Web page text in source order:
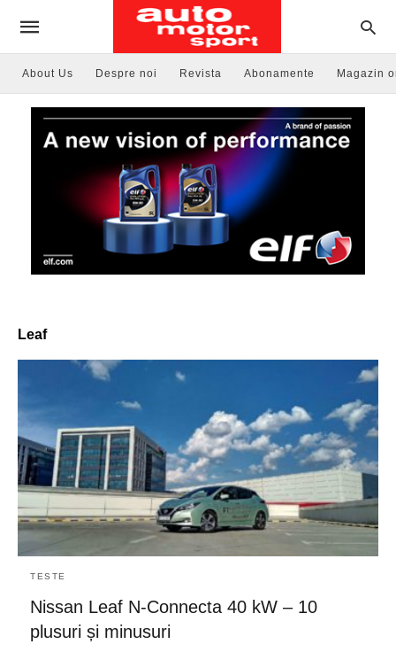
About Us Despre noi Revista Abonamente Magazin
Leaf
TESTE
Nissan Leaf N-Connecta 40 kW – 10
plusuri și minusuri